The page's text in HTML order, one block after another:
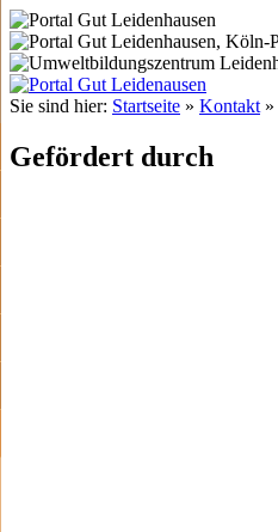
Sie sind hier: Startseite » Kontakt »
Gefördert durch